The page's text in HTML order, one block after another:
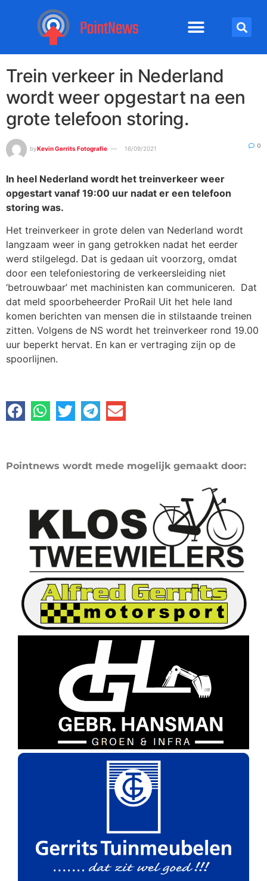
Trein verkeer in Nederland
wordt weer opgestart na een
grote telefoon storing.
byKevin Gerrits Fotografie 16/09/2021 0
In heel Nederland wordt het treinverkeer weer
opgestart vanaf 19:00 uur nadat er een telefoon
storing was.
Het treinverkeer in grote delen van Nederland wordt
langzaam weer in gang getrokken nadat het eerder
werd stilgelegd. Dat is gedaan uit voorzorg, omdat
door een telefoniestoring de verkeersleiding niet
‘betrouwbaar’ met machinisten kan communiceren. Dat
dat meld spoorbeheerder ProRail Uit het hele land
komen berichten van mensen die in stilstaande treinen
zitten. Volgens de NS wordt het treinverkeer rond 19.00
uur beperkt hervat. En kan er vertraging zijn op de
spoorlijnen.
Pointnews wordt mede mogelijk gemaakt door: